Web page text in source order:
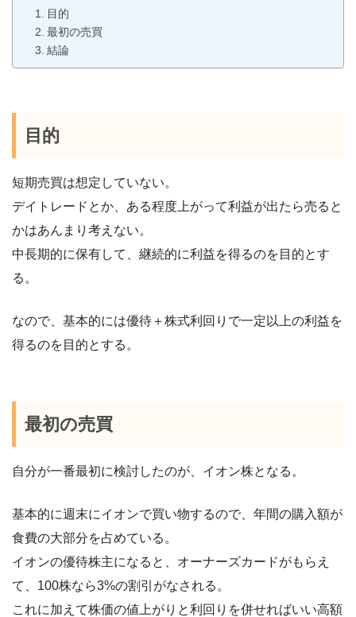
目的
最初の売買
結論
目的
短期売買は想定していない。
デイトレードとか、ある程度上がって利益が出たら売ると
かはあんまり考えない。
中長期的に保有して、継続的に利益を得るのを目的とす
る。
なので、基本的には優待＋株式利回りで一定以上の利益を
得るのを目的とする。
最初の売買
自分が一番最初に検討したのが、イオン株となる。
基本的に週末にイオンで買い物するので、年間の購入額が
食費の大部分を占めている。
イオンの優待株主になると、オーナーズカードがもらえ
て、100株なら3%の割引がなされる。
これに加えて株価の値上がりと利回りを併せればいい高額